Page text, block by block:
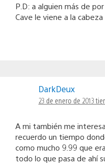
P.D: a alguien más de
Cave le viene a la
DarkDeux
23 de enero de 2013
A mi también me
recuerdo un tiempo
como mucho 9.99 que
todo lo que pasa de ahí